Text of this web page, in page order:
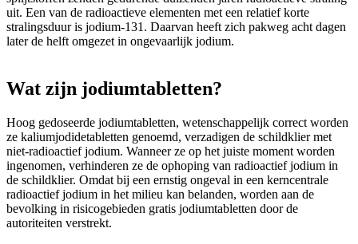
uit. Een van de radioactieve elementen met een relatief korte
stralingsduur is jodium-131. Daarvan heeft zich pakweg acht dagen
later de helft omgezet in ongevaarlijk jodium.
Wat zijn jodiumtabletten?
Hoog gedoseerde jodiumtabletten, wetenschappelijk correct worden
ze kaliumjodidetabletten genoemd, verzadigen de schildklier met
niet-radioactief jodium. Wanneer ze op het juiste moment worden
ingenomen, verhinderen ze de ophoping van radioactief jodium in
de schildklier. Omdat bij een ernstig ongeval in een kerncentrale
radioactief jodium in het milieu kan belanden, worden aan de
bevolking in risicogebieden gratis jodiumtabletten door de
autoriteiten verstrekt.